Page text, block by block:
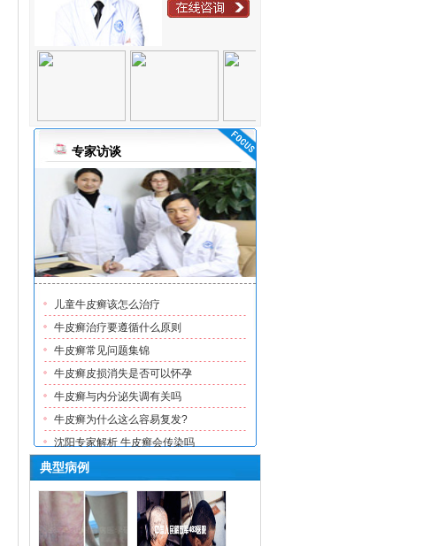
专家访谈
儿童牛皮癣该怎么治疗
牛皮癣治疗要遵循什么原则
牛皮癣常见问题集锦
牛皮癣皮损消失是否可以怀孕
牛皮癣与内分泌失调有关吗
牛皮癣为什么这么容易复发?
沈阳专家解析 牛皮癣会传染吗
多少钱可以治疗牛皮癣？不花
沈阳最好的牛皮癣医院在哪儿
牛皮癣治疗最好的医院-沈阳最
典型病例